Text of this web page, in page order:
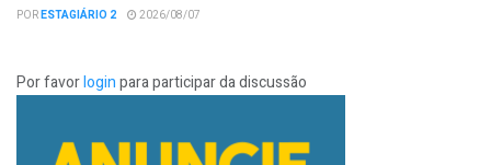
PORESTAGIÁRIO 2 2026/08/07
Por favorloginpara participar da discussão